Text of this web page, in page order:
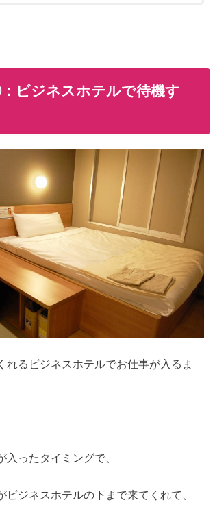
ビジネスホテルで待機す
れるビジネスホテルでお仕事が入るま
入ったタイミングで、
ビジネスホテルの下まで来てくれて、